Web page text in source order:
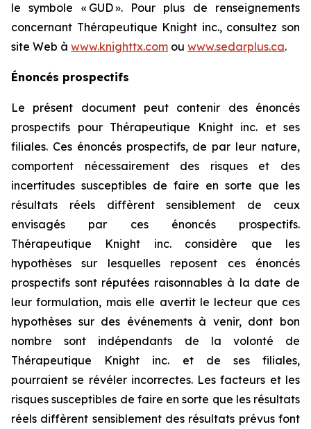
le symbole « GUD ». Pour plus de renseignements
concernant Thérapeutique Knight inc., consultez son
site Web à www.knighttx.com ou www.sedarplus.ca.
Énoncés prospectifs
Le présent document peut contenir des énoncés
prospectifs pour Thérapeutique Knight inc. et ses
filiales. Ces énoncés prospectifs, de par leur nature,
comportent nécessairement des risques et des
incertitudes susceptibles de faire en sorte que les
résultats réels diffèrent sensiblement de ceux
envisagés par ces énoncés prospectifs.
Thérapeutique Knight inc. considère que les
hypothèses sur lesquelles reposent ces énoncés
prospectifs sont réputées raisonnables à la date de
leur formulation, mais elle avertit le lecteur que ces
hypothèses sur des événements à venir, dont bon
nombre sont indépendants de la volonté de
Thérapeutique Knight inc. et de ses filiales,
pourraient se révéler incorrectes. Les facteurs et les
risques susceptibles de faire en sorte que les résultats
réels diffèrent sensiblement des résultats prévus font